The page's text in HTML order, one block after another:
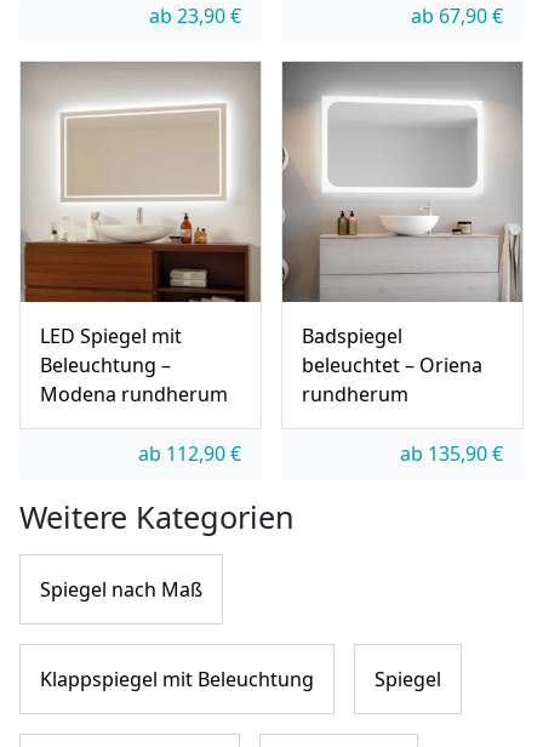
ab 23,90€ ab 67,90€
LED Spiegel mit
Beleuchtung –
Modena rundherum
ab 112,90€
Badspiegel
beleuchtet – Oriena
rundherum
ab 135,90€
Weitere Kategorien
Spiegel nach Maß
Klappspiegel mit Beleuchtung Spiegel